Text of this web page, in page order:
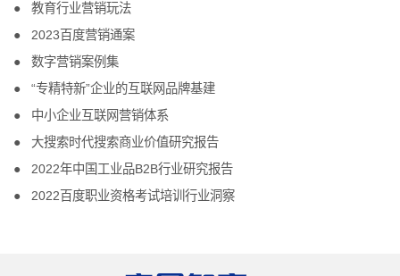
教育行业营销玩法
2023百度营销通案
数字营销案例集
“专精特新”企业的互联网品牌基建
中小企业互联网营销体系
大搜索时代搜索商业价值研究报告
2022年中国工业品B2B行业研究报告
2022百度职业资格考试培训行业洞察